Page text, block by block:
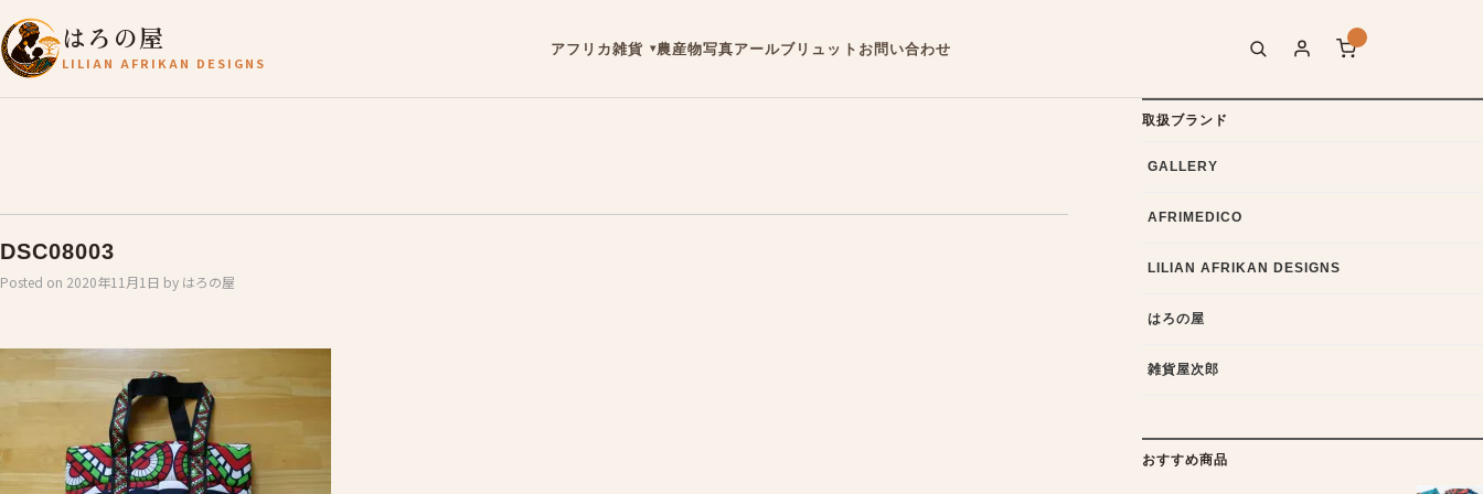
はろの屋
LILIAN AFRIKAN DESIGNS
アフリカ雑貨 農産物写真アールブリュット お問い合わせ
DSC08003
Posted on 2020年11月1日 by はろの屋
取扱ブランド
GALLERY
AFRIMEDICO
LILIAN AFRIKAN DESIGNS
はろの屋
雑貨屋次郎
おすすめ商品